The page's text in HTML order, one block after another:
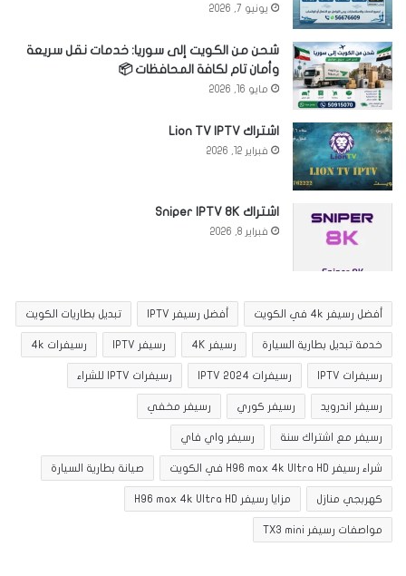
يونيو 7, 2026
شحن من الكويت إلى سوريا: خدمات نقل سريعة
وأمان تام لكافة المحافظات 📦
مايو 16, 2026
اشتراك Lion TV IPTV
فبراير 12, 2026
اشتراك Sniper IPTV 8K
فبراير 8, 2026
أفضل رسيفر 4k في الكويت أفضل رسيفر IPTV تبديل بطاريات الكويت
خدمة تبديل بطارية السيارة رسيفر 4K رسيفر IPTV رسيفرات 4k
رسيفرات IPTV رسيفرات IPTV 2024 رسيفرات IPTV للشراء
رسيفر اندرويد رسيفر كوري رسيفر مخفي
رسيفر مع اشتراك سنة رسيفر واي فاي
شراء رسيفر H96 max 4k Ultra HD في الكويت صيانة بطارية السيارة
كهربجي منازل مزايا رسيفر H96 max 4k Ultra HD
مواصفات رسيفر TX3 mini